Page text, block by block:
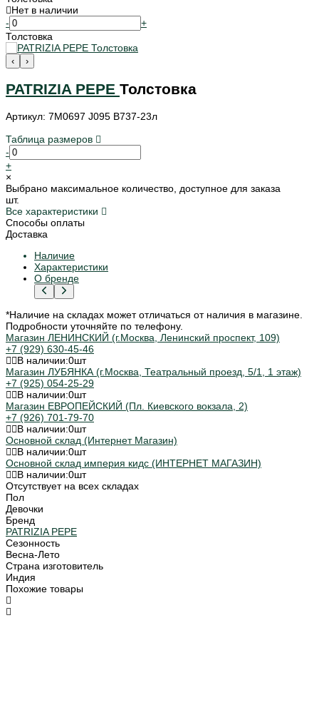
Нет в наличии
-
+
Толстовка
‹ ›
PATRIZIA PEPE Толстовка
Артикул: 7M0697 J095 B737-23л
Таблица размеров
-
+
×
Выбрано максимальное количество, доступное для заказа
шт.
Все характеристики
Способы оплаты
Доставка
Наличие
Характеристики
О бренде
*Наличие на складах может отличаться от наличия в магазине.
Подробности уточняйте по телефону.
Магазин ЛЕНИНСКИЙ (г.Москва, Ленинский проспект, 109)
+7 (929) 630-45-46
В наличии:0шт
Магазин ЛУБЯНКА (г.Москва, Театральный проезд, 5/1, 1 этаж)
+7 (925) 054-25-29
В наличии:0шт
Магазин ЕВРОПЕЙСКИЙ (Пл. Киевского вокзала, 2)
+7 (926) 701-79-70
В наличии:0шт
Основной склад (Интернет Магазин)
В наличии:0шт
Основной склад империя кидс (ИНТЕРНЕТ МАГАЗИН)
В наличии:0шт
Отсутствует на всех складах
Пол
Девочки
Бренд
PATRIZIA PEPE
Сезонность
Весна-Лето
Страна изготовитель
Индия
Похожие товары